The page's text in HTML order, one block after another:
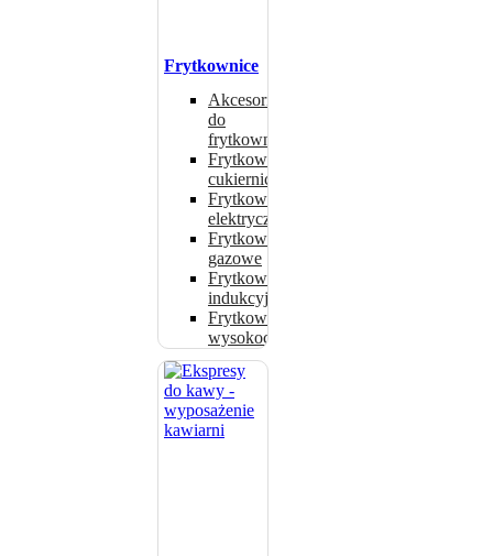
Frytkownice
Akcesoria
do
frytkownic
Frytkownice
cukiernicze
Frytkownice
elektryczne
Frytkownice
gazowe
Frytkownice
indukcyjne
Frytkownice
wysokociśnieniowe